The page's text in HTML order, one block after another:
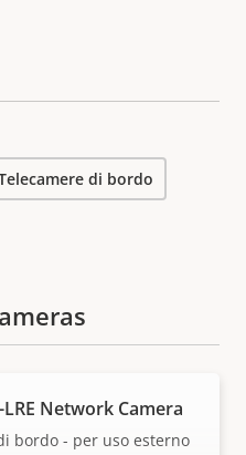
di bordo
LRE Network Camera
bordo - per uso esterno